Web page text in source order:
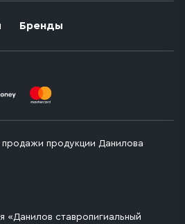
Бренды
продажи продукции Данилова
«Данилов ставропигиальный